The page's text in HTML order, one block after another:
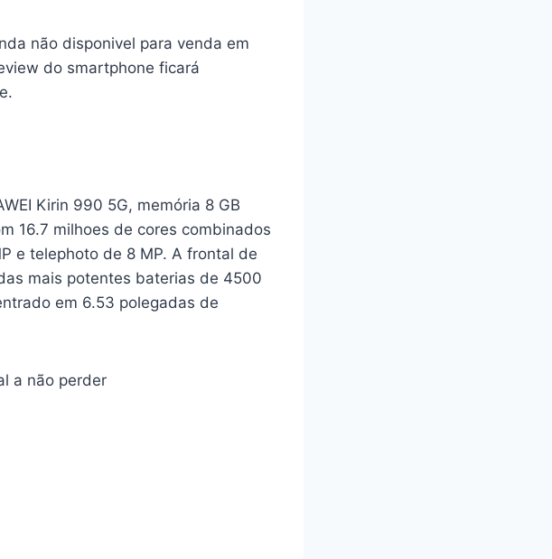
não disponivel para venda em
do smartphone ficará
Kirin 990 5G, memória 8 GB
16.7 milhoes de cores combinados
e telephoto de 8 MP. A frontal de
mais potentes baterias de 4500
em 6.53 polegadas de
a não perder